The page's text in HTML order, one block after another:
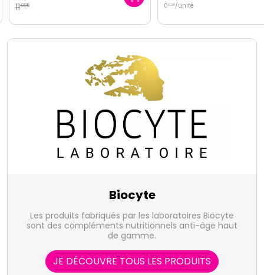
11€95 0€28/unité
Biocyte
Les produits fabriqués par les laboratoires Biocyte
sont des compléments nutritionnels anti-âge haut
de gamme.
JE DÉCOUVRE TOUS LES PRODUITS